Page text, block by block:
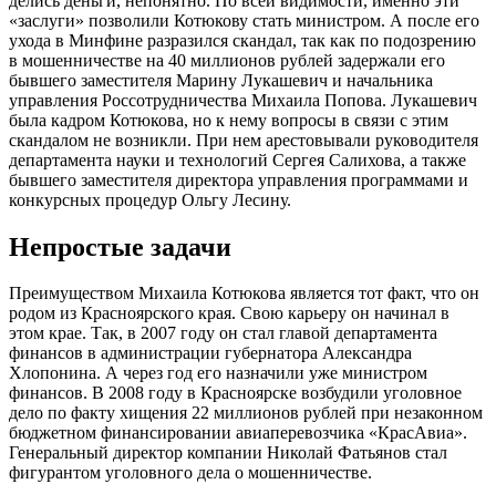
«заслуги» позволили Котюкову стать министром. А после его
ухода в Минфине разразился скандал, так как по подозрению
в мошенничестве на 40 миллионов рублей задержали его
бывшего заместителя Марину Лукашевич и начальника
управления Россотрудничества Михаила Попова. Лукашевич
была кадром Котюкова, но к нему вопросы в связи с этим
скандалом не возникли. При нем арестовывали руководителя
департамента науки и технологий Сергея Салихова, а также
бывшего заместителя директора управления программами и
конкурсных процедур Ольгу Лесину.
Непростые задачи
Преимуществом Михаила Котюкова является тот факт, что он
родом из Красноярского края. Свою карьеру он начинал в
этом крае. Так, в 2007 году он стал главой департамента
финансов в администрации губернатора Александра
Хлопонина. А через год его назначили уже министром
финансов. В 2008 году в Красноярске возбудили уголовное
дело по факту хищения 22 миллионов рублей при незаконном
бюджетном финансировании авиаперевозчика «КрасАвиа».
Генеральный директор компании Николай Фатьянов стал
фигурантом уголовного дела о мошенничестве.